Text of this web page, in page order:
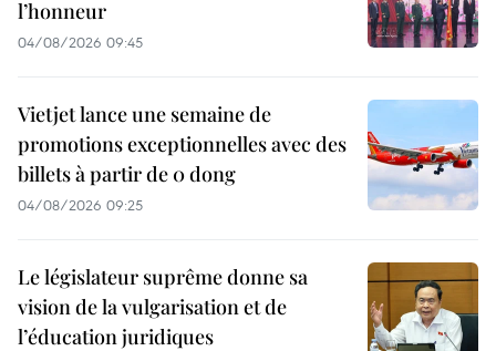
l’honneur
04/08/2026 09:45
Vietjet lance une semaine de
promotions exceptionnelles avec des
billets à partir de 0 dong
04/08/2026 09:25
Le législateur suprême donne sa
vision de la vulgarisation et de
l’éducation juridiques